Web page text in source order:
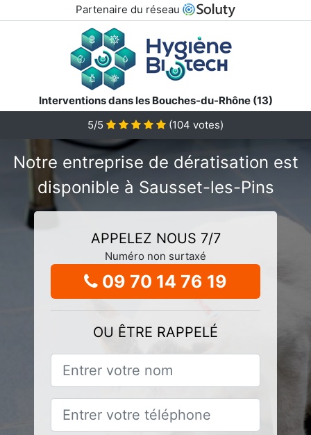
Partenaire du réseau
Interventions dans les Bouches-du-Rhône (13)
5/5
(104 votes)
Notre entreprise de dératisation est
disponible à Sausset-les-Pins
APPELEZ NOUS 7/7
Numéro non surtaxé
09 70 14 76 19
OU ÊTRE RAPPELÉ